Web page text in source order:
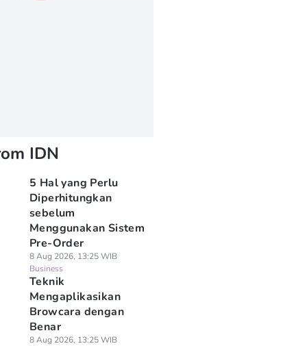
IDN
5 Hal yang Perlu
Diperhitungkan
sebelum
Menggunakan Sistem
Pre-Order
8 Aug 2026, 13:25 WIB
Business
Teknik
Mengaplikasikan
Browcara dengan
Benar
8 Aug 2026, 13:25 WIB